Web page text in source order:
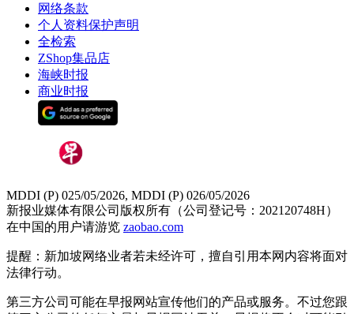
网络条款
个人资料保护声明
全检索
ZShop集品店
海峡时报
商业时报
MDDI (P) 025/05/2026, MDDI (P) 026/05/2026
新报业媒体有限公司版权所有（公司登记号：202120748H）
在中国的用户请游览 zaobao.com
提醒：新加坡网络业者若未经许可，擅自引用本网内容将面对
法律行动。
第三方公司可能在早报网站宣传他们的产品或服务。不过您跟